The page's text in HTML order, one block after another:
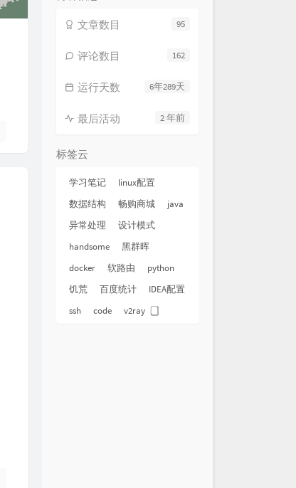
95
文章数目
162
评论数目
6年289天
运行天数
2 年前
最后活动
标签云
学习笔记
linux配置
数据结构
畅购商城
java
异常处理
设计模式
handsome
黑群晖
docker
软路由
python
饥荒
百度统计
IDEA配置
ssh
code v2ray